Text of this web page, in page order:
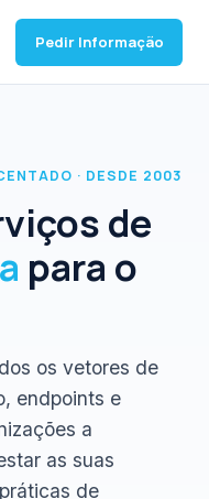
Pedir Informação
· DESDE 2003
de
para o
os vetores de
endpoints e
a
as suas
de